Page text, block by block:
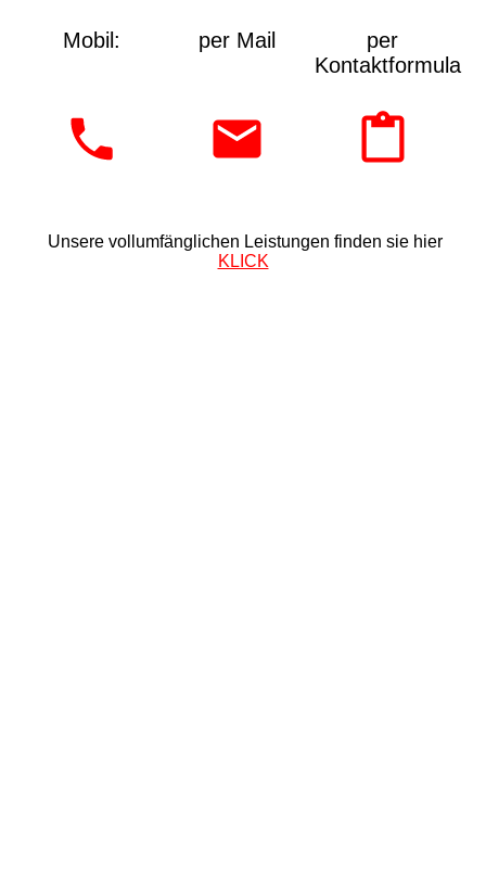
Mobil: per Mail
per
Kontaktformular:
Unsere vollumfänglichen Leistungen finden sie hier
KLICK